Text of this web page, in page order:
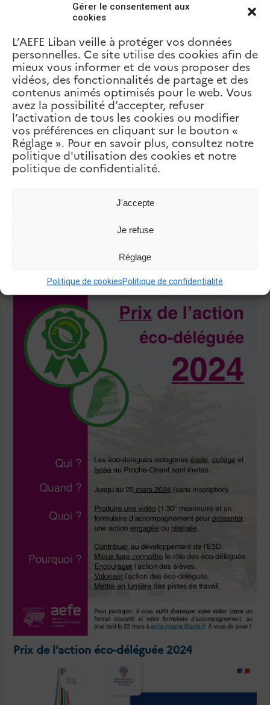
Gérer le consentement aux
cookies
L’AEFE Liban veille à protéger vos données
personnelles. Ce site utilise des cookies afin de
mieux vous informer et de vous proposer des
vidéos, des fonctionnalités de partage et des
contenus animés optimisés pour le web. Vous
avez la possibilité d’accepter, refuser
l’activation de tous les cookies ou modifier
vos préférences en cliquant sur le bouton «
Réglage ». Pour en savoir plus, consultez notre
politique d'utilisation des cookies et notre
politique de confidentialité.
J'accepte
Je refuse
Réglage
Politique de cookiesPolitique de confidentialité
Précédent
Collège des Sœurs Antonines –
suivant
Collège des Saints-Cœurs – Ain
Najm
Articles Liés
Festival Idéal
Prix de l’action éco-déléguée 2024